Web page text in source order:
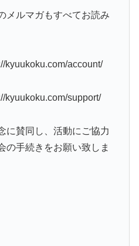
メルマガもすべてお読み
kyuukoku.com/account/
kyuukoku.com/support/
に賛同し、活動にご協力
の手続きをお願い致しま